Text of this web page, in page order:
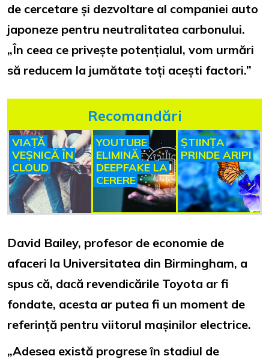
de cercetare și dezvoltare al companiei auto
japoneze pentru neutralitatea carbonului.
„În ceea ce privește potențialul, vom urmări
să reducem la jumătate toți acești factori.”
Recomandări
VIAȚĂ
VEȘNICĂ ÎN
CLOUD
YOUTUBE
ELIMINĂ
DEEPFAKE LA
CERERE
ȘTIINȚA
PRINDE ARIPI
David Bailey, profesor de economie de
afaceri la Universitatea din Birmingham, a
spus că, dacă revendicările Toyota ar fi
fondate, acesta ar putea fi un moment de
referință pentru viitorul mașinilor electrice.
„Adesea există progrese în stadiul de